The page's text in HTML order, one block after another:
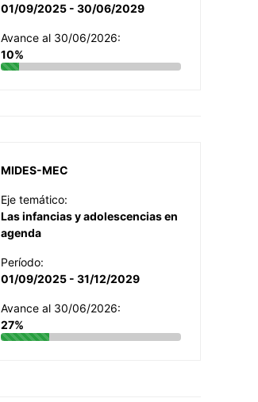
01/09/2025 - 30/06/2029
Avance al 30/06/2026:
10%
MIDES-MEC
Eje temático:
Las infancias y adolescencias en
agenda
Período:
01/09/2025 - 31/12/2029
Avance al 30/06/2026:
27%